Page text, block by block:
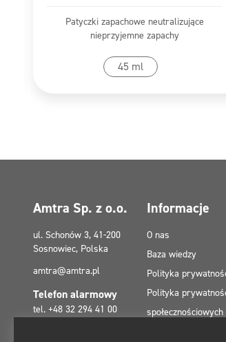
Patyczki zapachowe neutralizujące
nieprzyjemne zapachy
45 ml
Przejdź do produktu
Amtra Sp. z o.o.
ul. Schonów 3, 41-200
Sosnowiec, Polska
amtra@amtra.pl
Telefon alarmowy
tel. +48 32 294 41 00
Informacje
O nas
Baza wiedzy
Polityka
Polityka
społecznościowych